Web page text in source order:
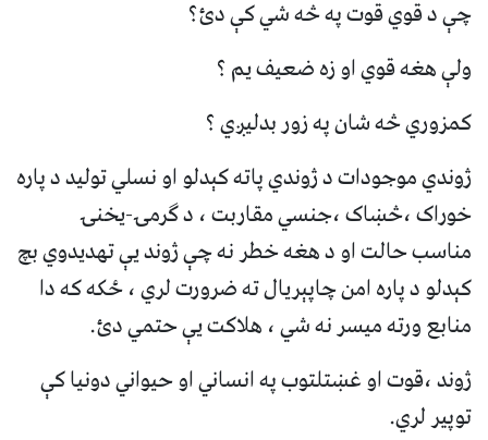
چې د قوي قوت په څه شي کې دئ؟
ولې هغه قوي او زه ضعيف يم ؟
کمزوري څه شان په زور بدليږي ؟
ژوندي موجودات د ژوندي پاته‌ کېدلو او نسلي توليد د پاره
خوراک ،څښاک ،جنسي مقاربت ، د ګرمۍ-يخنۍ
مناسب حالت او د هغه خطر نه چې ژوند يې تهديدوي بچ
کېدلو د پاره امن چاپېريال ته ضرورت لري ، ځکه که دا
منابع ورته ميسر نه شي ، هلاکت يې حتمي دئ.
ژوند ،قوت او غښتلتوب په انساني او حيواني دونيا کې
توپير لري.